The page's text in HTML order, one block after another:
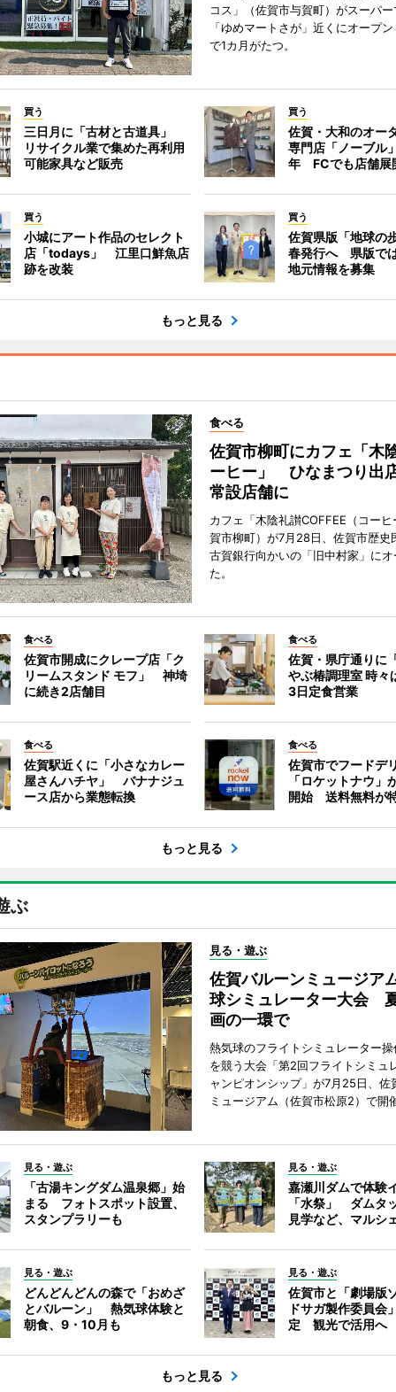
コス」（佐賀市与賀町）がスーパ
「ゆめマートさが」近くにオープ
で1カ月がたつ。
買う
三日月に「古材と古道具」
リサイクル業で集めた再利用
可能家具など販売
買う
佐賀・大和のオー
専門店「ノーブル
年 FCでも店舗展
買う
小城にアート作品のセレクト
店「todays」 江里口鮮魚店
跡を改装
買う
佐賀県版「地球の
春発行へ 県版で
地元情報を募集
もっと見る
食べる
佐賀市柳町にカフェ「木
ーヒー」 ひなまつり出
常設店舗に
カフェ「木陰礼讃COFFEE（コー
賀市柳町）が7月28日、佐賀市歴史
古賀銀行向かいの「旧中村家」に
た。
食べる
佐賀市開成にクレープ店「ク
リームスタンド モフ」 神埼
に続き2店舗目
食べる
佐賀・県庁通りに
やぶ椿調理室 時
3日定食営業
食べる
佐賀駅近くに「小さなカレー
屋さんハチヤ」 バナナジュ
ース店から業態転換
食べる
佐賀市でフードデ
「ロケットナウ」
開始 送料無料が
もっと見る
ぶ
見る・遊ぶ
佐賀バルーンミュージア
球シミュレーター大会
画の一環で
熱気球のフライトシミュレーター
を競う大会「第2回フライトシミュ
ャンピオンシップ」が7月25日、佐
ミュージアム（佐賀市松原2）で開
見る・遊ぶ
「古湯キングダム温泉郷」始
まる フォトスポット設置、
スタンプラリーも
見る・遊ぶ
嘉瀬川ダムで体験
「水祭」 ダムタ
見学など、マルシ
見る・遊ぶ
どんどんどんの森で「おめざ
とバルーン」 熱気球体験と
朝食、9・10月も
見る・遊ぶ
佐賀市と「劇場版
ドサガ製作委員会
定 観光で活用へ
もっと見る